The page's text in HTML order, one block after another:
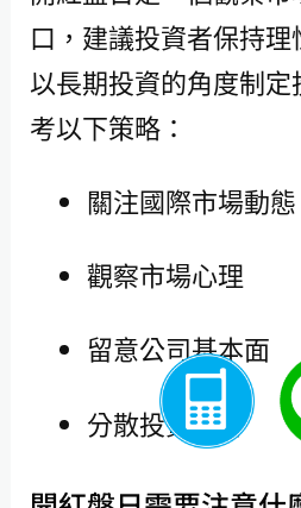
口，建議投資者保持
以長期投資的角度制
考以下策略：
關注國際市場動態
觀察市場心理
留意公司基本面
分散投資組合